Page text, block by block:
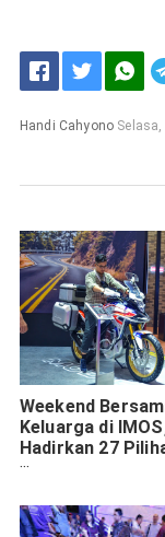
Handi Cahyono
Weekend
Keluarga di
Hadirkan 27
Honda dan Promo